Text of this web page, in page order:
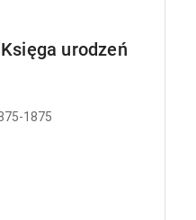
Księga urodzeń
1875